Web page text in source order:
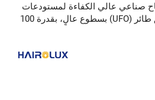
عالي الكفاءة لمستودعات
الألمنيوم على شكل طبق طائر (UFO) بسطوع عالٍ، بقدرة 100